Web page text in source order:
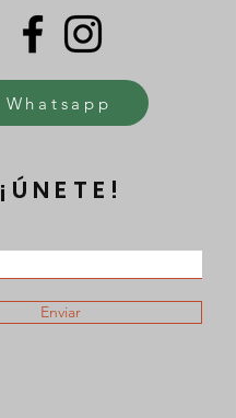
Whatsapp
¡ÚNETE!
Enviar